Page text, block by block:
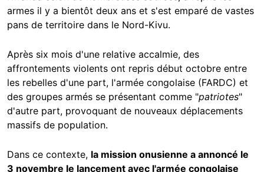
armes il y a bientôt deux ans et s'est emparé de vastes
pans de territoire dans le Nord-Kivu.
Après six mois d'une relative accalmie, des
affrontements violents ont repris début octobre entre
les rebelles d'une part, l'armée congolaise (FARDC) et
des groupes armés se présentant comme "patriotes"
d'autre part, provoquant de nouveaux déplacements
massifs de population.
Dans ce contexte, la mission onusienne a annoncé le
3 novembre le lancement avec l'armée congolaise